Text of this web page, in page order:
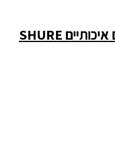
זוג מיקרופונים אלחוטיים איכותיים SHURE